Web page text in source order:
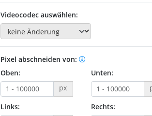
Videocodec auswählen:
Pixel abschneiden von:
Oben:
px
Unten:
Links:
Rechts: